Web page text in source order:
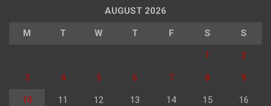
AUGUST 2026
M T W T F S S
1 2
3 4 5 6 7 8 9
10 11 12 13 14 15 16